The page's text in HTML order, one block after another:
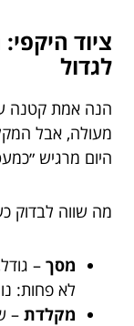
ציוד
לגדול
הנה אמת קטנה
מעולה, אבל
היום מרגיש
מה שווה לבדוק
מסך –
לא פחות:
מקלדת –